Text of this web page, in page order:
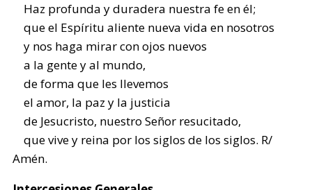
Haz profunda y duradera nuestra fe en él;
que el Espíritu aliente nueva vida en nosotros
y nos haga mirar con ojos nuevos
a la gente y al mundo,
de forma que les llevemos
el amor, la paz y la justicia
de Jesucristo, nuestro Señor resucitado,
que vive y reina por los siglos de los siglos. R/
Amén.